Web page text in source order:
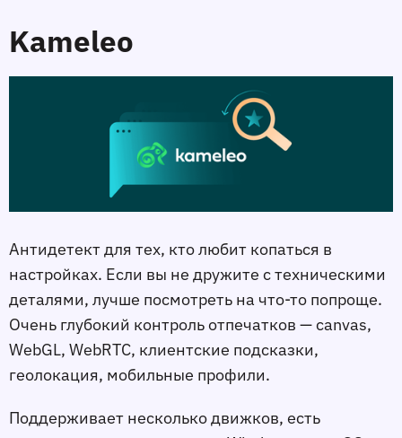
Kameleo
Антидетект для тех, кто любит копаться в
настройках. Если вы не дружите с техническими
деталями, лучше посмотреть на что-то попроще.
Очень глубокий контроль отпечатков — canvas,
WebGL, WebRTC, клиентские подсказки,
геолокация, мобильные профили.
Поддерживает несколько движков, есть